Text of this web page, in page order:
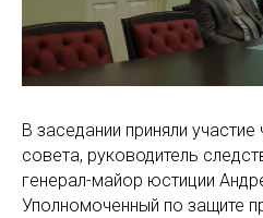
В заседании приняли
совета, руководитель
генерал-майор юстиции
Уполномоченный по защите